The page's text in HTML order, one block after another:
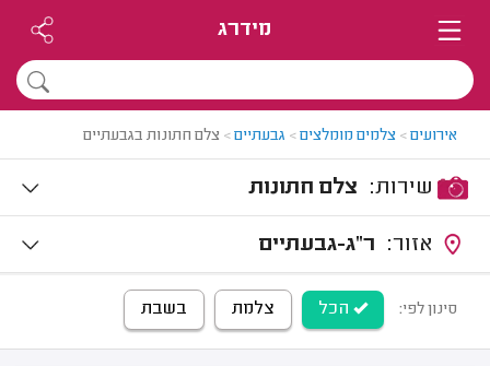
מידרג
אירועים> צלמים מומלצים> גבעתיים> צלם חתונות בגבעתיים
צלם חתונות
ר"ג-גבעתיים
סינון לפי: הכל צלמת בשבת